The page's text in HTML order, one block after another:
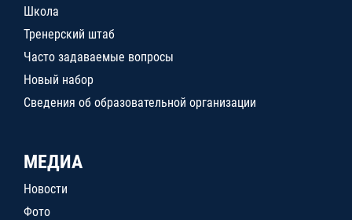
Школа
Тренерский штаб
Часто задаваемые вопросы
Новый набор
Сведения об образовательной организации
МЕДИА
Новости
Фото